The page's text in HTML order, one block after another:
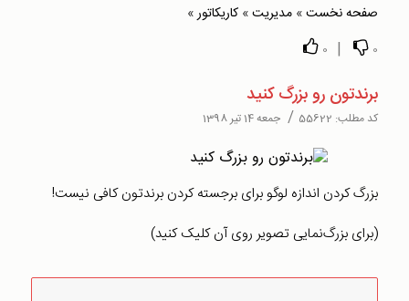
صفحه نخست» مدیریت» کاریکاتور»
0
|
0
برندتون رو بزرگ کنید
کد مطلب: 55622
/ جمعه 14 تیر 1398
بزرگ کردن اندازه لوگو برای برجسته کردن برندتون کافی نیست!
(برای بزرگ‌نمایی تصویر روی آن کلیک کنید)